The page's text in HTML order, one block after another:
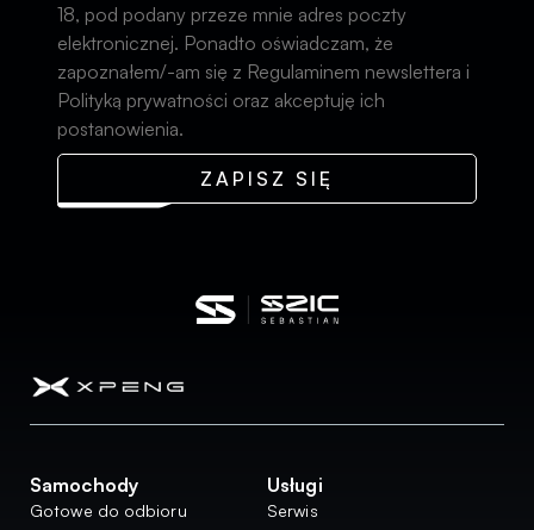
18, pod podany przeze mnie adres poczty
elektronicznej. Ponadto oświadczam, że
zapoznałem/-am się z Regulaminem newslettera i
Polityką prywatności oraz akceptuję ich
postanowienia.
ZAPISZ SIĘ
Usługi
Serwis
Samochody
Gotowe do odbioru